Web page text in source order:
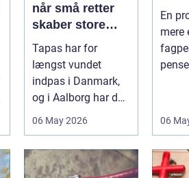
når små retter
skaber store
oplevelser
Tapas har for
længst vundet
indpas i Danmark,
og i Aalborg har de
deres helt eget li...
06 May 2026
En
mere
06